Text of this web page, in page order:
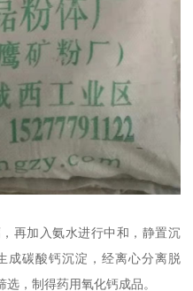
再加入氨水进行中和，静置沉
成碳酸钙沉淀，经离心分离脱
，制得药用氧化钙成品。